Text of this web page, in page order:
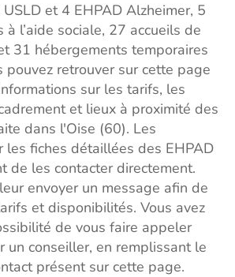
et 4 EHPAD Alzheimer, 5
à l’aide sociale, 27 accueils de
31 hébergements temporaires
pouvez retrouver sur cette page
sur les tarifs, les
et lieux à proximité des
dans l'Oise (60). Les
les fiches détaillées des EHPAD
de les contacter directement.
envoyer un message afin de
et disponibilités. Vous avez
de vous faire appeler
un conseiller, en remplissant le
présent sur cette page.